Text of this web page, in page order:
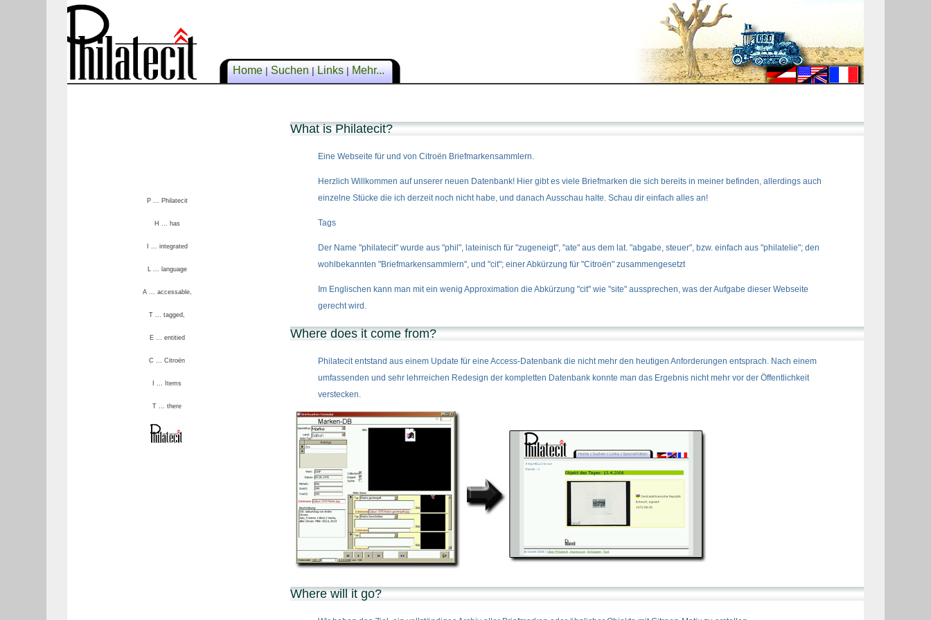
Home|Suchen|Links|Mehr...
P ... Philatecit
H ... has
I ... integrated
L ... language
A ... accessable,
T ... tagged,
E ... entitied
C ... Citroën
I ... Items
T ... there
What is Philatecit?
Eine Webseite für und von Citroën Briefmarkensammlern.
Herzlich Willkommen auf unserer neuen Datenbank! Hier gibt es viele Briefmarken die sich bereits in meiner befinden, allerdings auch
einzelne Stücke die ich derzeit noch nicht habe, und danach Ausschau halte. Schau dir einfach alles an!
Tags
Der Name "philatecit" wurde aus "phil", lateinisch für "zugeneigt", "ate" aus dem lat. "abgabe, steuer", bzw. einfach aus "philatelie"; den
wohlbekannten "Briefmarkensammlern", und "cit"; einer Abkürzung für "Citroën" zusammengesetzt
Im Englischen kann man mit ein wenig Approximation die Abkürzung "cit" wie "site" aussprechen, was der Aufgabe dieser Webseite
gerecht wird.
Where does it come from?
Philatecit entstand aus einem Update für eine Access-Datenbank die nicht mehr den heutigen Anforderungen entsprach. Nach einem
umfassenden und sehr lehrreichen Redesign der kompletten Datenbank konnte man das Ergebnis nicht mehr vor der Öffentlichkeit
verstecken.
Where will it go?